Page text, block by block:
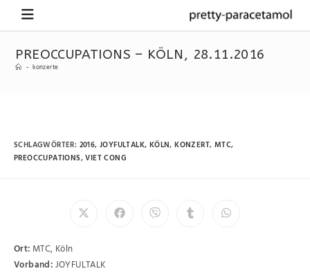
PREOCCUPATIONS – KÖLN, 28.11.2016
- konzerte
SCHLAGWÖRTER: 2016, JOYFULTALK, KÖLN, KONZERT, MTC,
PREOCCUPATIONS,VIET CONG
Ort: MTC, Köln
Vorband:JOYFULTALK